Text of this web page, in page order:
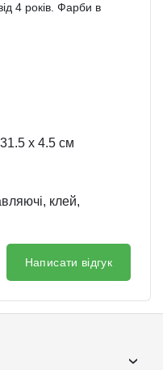
4 років. Фарби в
x 4.5 см
клей,
Написати відгук